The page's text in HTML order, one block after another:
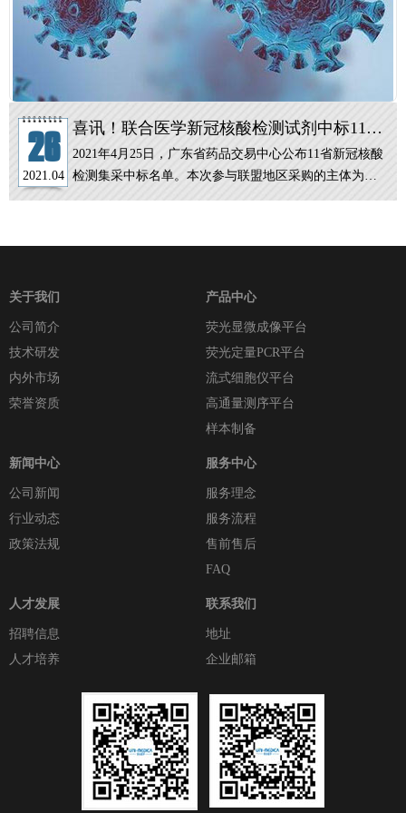
26
2021.04
喜讯！联合医学新冠核酸检测试剂中标11省
集中采购
2021年4月25日，广东省药品交易中心公布11省新冠核酸
检测集采中标名单。本次参与联盟地区采购的主体为广
关于我们
公司简介
技术研发
内外市场
荣誉资质
产品中心
荧光显微成像平台
荧光定量PCR平台
流式细胞仪平台
高通量测序平台
样本制备
新闻中心
公司新闻
行业动态
政策法规
服务中心
服务理念
服务流程
售前售后
FAQ
人才发展
招聘信息
人才培养
联系我们
地址
企业邮箱